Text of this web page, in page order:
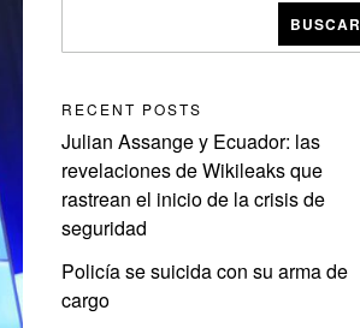
BUSCAR
RECENT POSTS
Julian Assange y Ecuador: las
revelaciones de Wikileaks que
rastrean el inicio de la crisis de
seguridad
Policía se suicida con su arma de
cargo